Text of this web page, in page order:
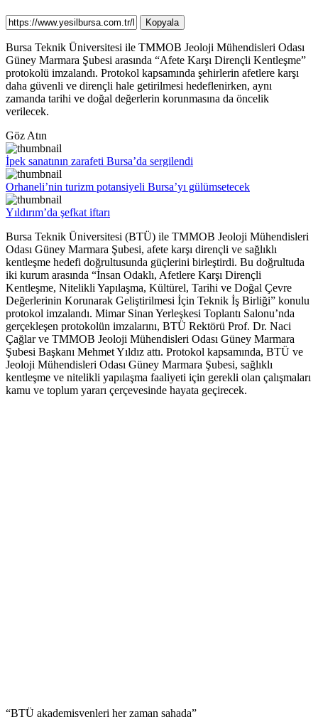
Kopyala
Bursa Teknik Üniversitesi ile TMMOB Jeoloji Mühendisleri Odası
Güney Marmara Şubesi arasında “Afete Karşı Dirençli Kentleşme”
protokolü imzalandı. Protokol kapsamında şehirlerin afetlere karşı
daha güvenli ve dirençli hale getirilmesi hedeflenirken, aynı
zamanda tarihi ve doğal değerlerin korunmasına da öncelik
verilecek.
Göz Atın
İpek sanatının zarafeti Bursa’da sergilendi
Orhaneli’nin turizm potansiyeli Bursa’yı gülümsetecek
Yıldırım’da şefkat iftarı
Bursa Teknik Üniversitesi (BTÜ) ile TMMOB Jeoloji Mühendisleri
Odası Güney Marmara Şubesi, afete karşı dirençli ve sağlıklı
kentleşme hedefi doğrultusunda güçlerini birleştirdi. Bu doğrultuda
iki kurum arasında “İnsan Odaklı, Afetlere Karşı Dirençli
Kentleşme, Nitelikli Yapılaşma, Kültürel, Tarihi ve Doğal Çevre
Değerlerinin Korunarak Geliştirilmesi İçin Teknik İş Birliği” konulu
protokol imzalandı. Mimar Sinan Yerleşkesi Toplantı Salonu’nda
gerçekleşen protokolün imzalarını, BTÜ Rektörü Prof. Dr. Naci
Çağlar ve TMMOB Jeoloji Mühendisleri Odası Güney Marmara
Şubesi Başkanı Mehmet Yıldız attı. Protokol kapsamında, BTÜ ve
Jeoloji Mühendisleri Odası Güney Marmara Şubesi, sağlıklı
kentleşme ve nitelikli yapılaşma faaliyeti için gerekli olan çalışmaları
kamu ve toplum yararı çerçevesinde hayata geçirecek.
“BTÜ akademisyenleri her zaman sahada”